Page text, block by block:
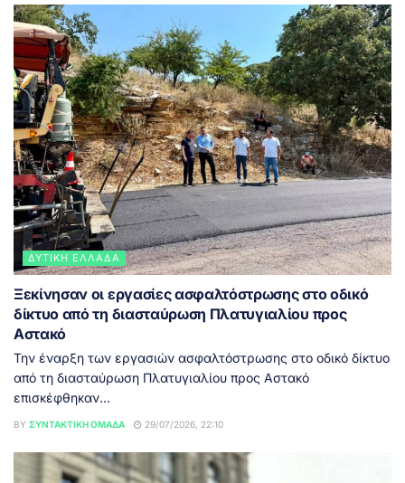
ΔΥΤΙΚΉ ΕΛΛΆΔΑ
Ξεκίνησαν οι εργασίες ασφαλτόστρωσης στο οδικό
δίκτυο από τη διασταύρωση Πλατυγιαλίου προς
Αστακό
Την έναρξη των εργασιών ασφαλτόστρωσης στο οδικό δίκτυο
από τη διασταύρωση Πλατυγιαλίου προς Αστακό
επισκέφθηκαν...
BY ΣΥΝΤΑΚΤΙΚΉ ΟΜΆΔΑ 29/07/2026, 22:10